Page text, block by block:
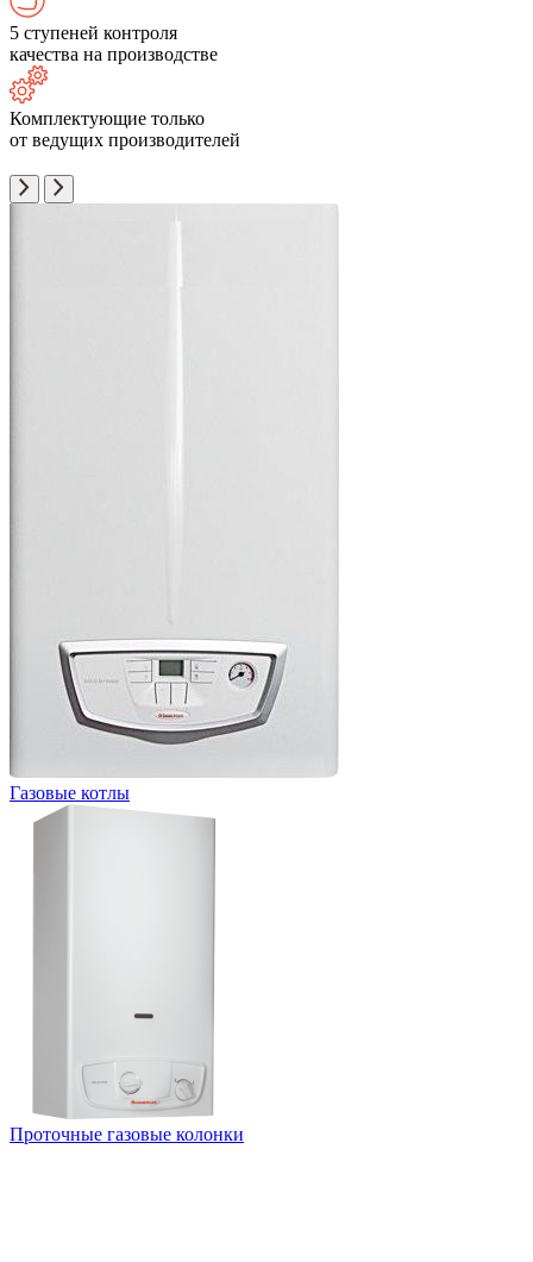
5 ступеней контроля
качества на производстве
Комплектующие только
от ведущих производителей
Газовые котлы
Проточные газовые колонки